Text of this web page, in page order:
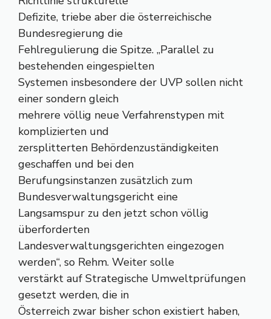
Defizite, triebe aber die österreichische
Bundesregierung die
Fehlregulierung die Spitze. „Parallel zu
bestehenden eingespielten
Systemen insbesondere der UVP sollen nicht
einer sondern gleich
mehrere völlig neue Verfahrenstypen mit
komplizierten und
zersplitterten Behördenzuständigkeiten
geschaffen und bei den
Berufungsinstanzen zusätzlich zum
Bundesverwaltungsgericht eine
Langsamspur zu den jetzt schon völlig
überforderten
Landesverwaltungsgerichten eingezogen
werden“, so Rehm. Weiter solle
verstärkt auf Strategische Umweltprüfungen
gesetzt werden, die in
Österreich zwar bisher schon existiert haben,